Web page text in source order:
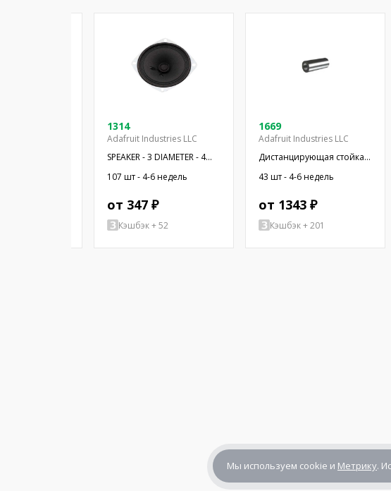
1314
Adafruit Industries LLC
SPEAKER - 3 DIAMETER - 4
OHM 3 W
107 шт - 4-6 недель
от 347 ₽
Кэшбэк + 52
1669
Adafruit Industries LLC
Дистанцирующая стойка;
38,1мм; цилиндрическая;
латунь; никель
43 шт - 4-6 недель
от 1343 ₽
Кэшбэк + 201
Мы используем cookie и Метрику.